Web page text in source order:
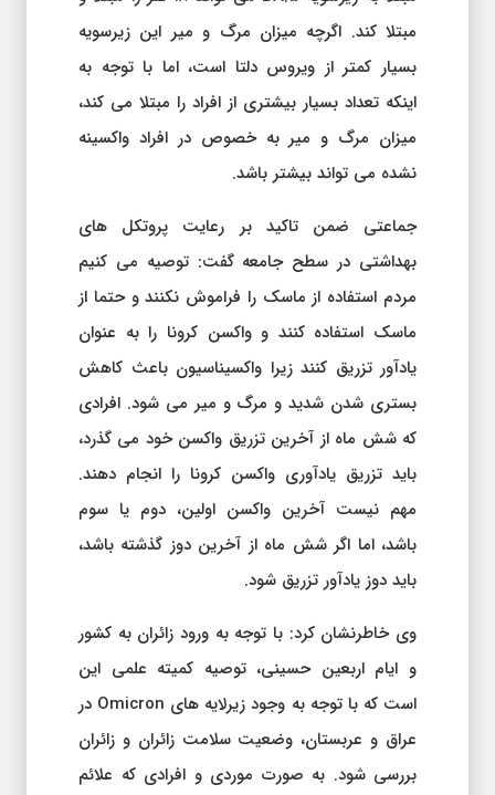
مبتلا کند. اگرچه میزان مرگ و میر این زیرسویه
بسیار کمتر از ویروس دلتا است، اما با توجه به
اینکه تعداد بسیار بیشتری از افراد را مبتلا می کند،
میزان مرگ و میر به خصوص در افراد واکسینه
نشده می تواند بیشتر باشد.
جماعتی ضمن تاکید بر رعایت پروتکل های
بهداشتی در سطح جامعه گفت: توصیه می کنیم
مردم استفاده از ماسک را فراموش نکنند و حتما از
ماسک استفاده کنند و واکسن کرونا را به عنوان
یادآور تزریق کنند زیرا واکسیناسیون باعث کاهش
بستری شدن شدید و مرگ و میر می شود. افرادی
که شش ماه از آخرین تزریق واکسن خود می گذرد،
باید تزریق یادآوری واکسن کرونا را انجام دهند.
مهم نیست آخرین واکسن اولین، دوم یا سوم
باشد، اما اگر شش ماه از آخرین دوز گذشته باشد،
باید دوز یادآور تزریق شود.
وی خاطرنشان کرد: با توجه به ورود زائران به کشور
و ایام اربعین حسینی، توصیه کمیته علمی این
است که با توجه به وجود زیرلایه های Omicron در
عراق و عربستان، وضعیت سلامت زائران و زائران
بررسی شود. به صورت موردی و افرادی که علائم